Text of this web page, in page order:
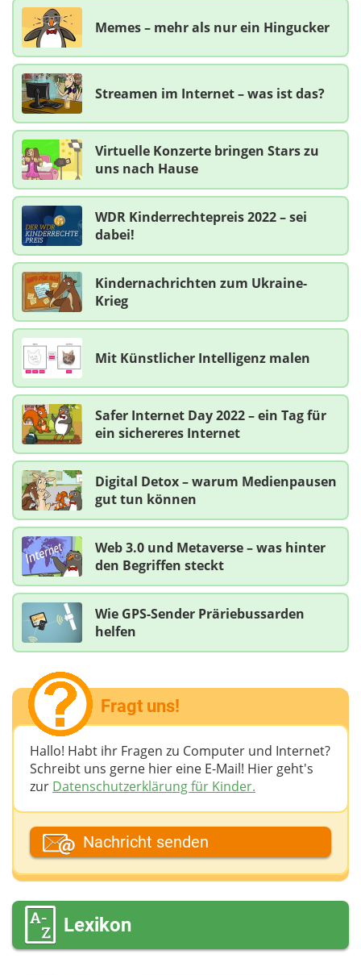
Memes – mehr als nur ein Hingucker
Streamen im Internet – was ist das?
Virtuelle Konzerte bringen Stars zu
uns nach Hause
WDR Kinderrechtepreis 2022 – sei
dabei!
Kindernachrichten zum Ukraine-
Krieg
Mit Künstlicher Intelligenz malen
Safer Internet Day 2022 – ein Tag für
ein sichereres Internet
Digital Detox – warum Medienpausen
gut tun können
Web 3.0 und Metaverse – was hinter
den Begriffen steckt
Wie GPS-Sender Präriebussarden
helfen
Fragt uns!
Hallo! Habt ihr Fragen zu Computer und Internet?
Schreibt uns gerne hier eine E-Mail! Hier geht's
zur Datenschutzerklärung für Kinder.
Dein Fantasiename
Deine E-Mail-Adresse (wenn du eine Antwort
möchtest)
Nachricht senden
Lexikon